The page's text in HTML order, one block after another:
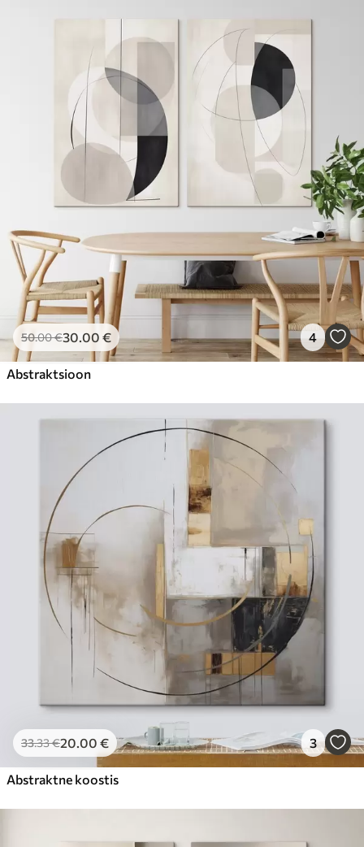
50.00€30.00 € 4
Abstraktsioon
33.33€20.00 € 3
Abstraktne koostis